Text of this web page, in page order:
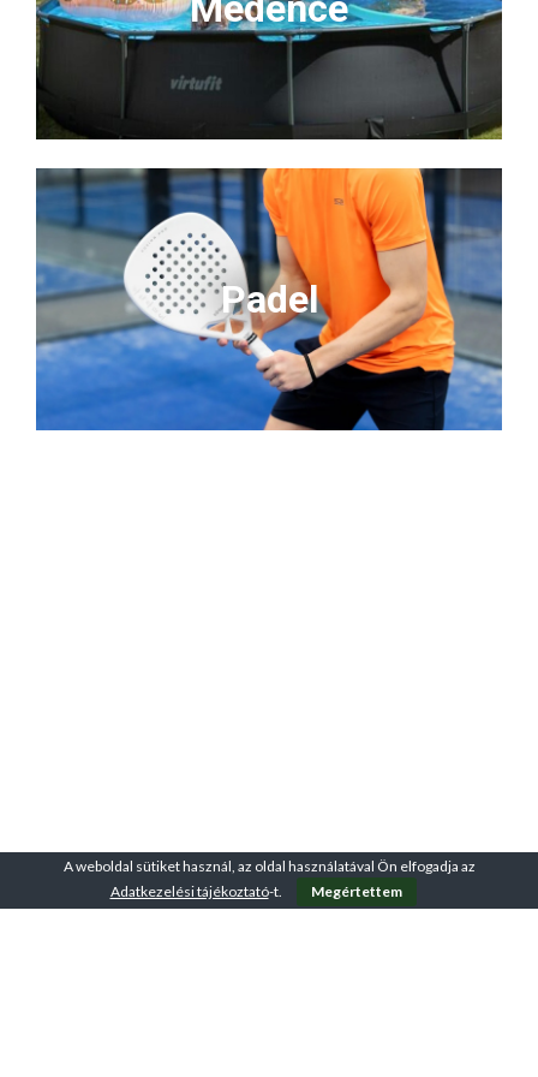
Padel
A weboldal sütiket használ, az oldal használatával Ön elfogadja az
Adatkezelési tájékoztató-t. Megértettem